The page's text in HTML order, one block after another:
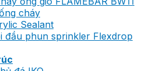
cháy
Sealant
đầu phun sprinkler Flexdrop